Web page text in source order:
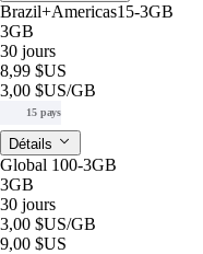
Brazil+Americas15-3GB
3GB
30 jours
8,99 $US
3,00 $US/GB
15 pays
Détails
Global 100-3GB
3GB
30 jours
3,00 $US/GB
9,00 $US